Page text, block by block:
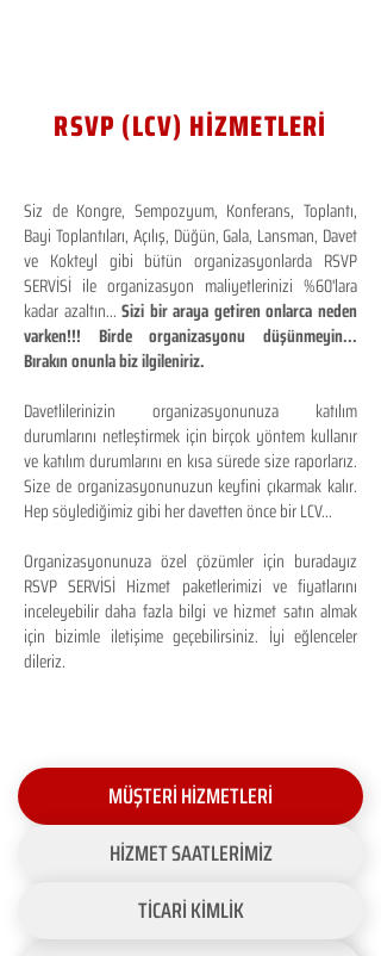
RSVP (LCV) HİZMETLERİ
Siz de Kongre, Sempozyum, Konferans, Toplantı,
Bayi Toplantıları, Açılış, Düğün, Gala, Lansman, Davet
ve Kokteyl gibi bütün organizasyonlarda RSVP
SERVİSİ ile organizasyon maliyetlerinizi %60'lara
kadar azaltın...Sizi bir araya getiren onlarca neden
varken!!! Birde organizasyonu düşünmeyin...
Bırakın onunla biz ilgileniriz.
Davetlilerinizin organizasyonunuza katılım
durumlarını netleştirmek için birçok yöntem kullanır
ve katılım durumlarını en kısa sürede size raporlarız.
Size de organizasyonunuzun keyfini çıkarmak kalır.
Hep söylediğimiz gibi her davetten önce bir LCV...
Organizasyonunuza özel çözümler için buradayız
RSVP SERVİSİ Hizmet paketlerimizi ve fiyatlarını
inceleyebilir daha fazla bilgi ve hizmet satın almak
için bizimle iletişime geçebilirsiniz. İyi eğlenceler
dileriz.
MÜŞTERİ HİZMETLERİ
HİZMET SAATLERİMİZ
TİCARİ KİMLİK